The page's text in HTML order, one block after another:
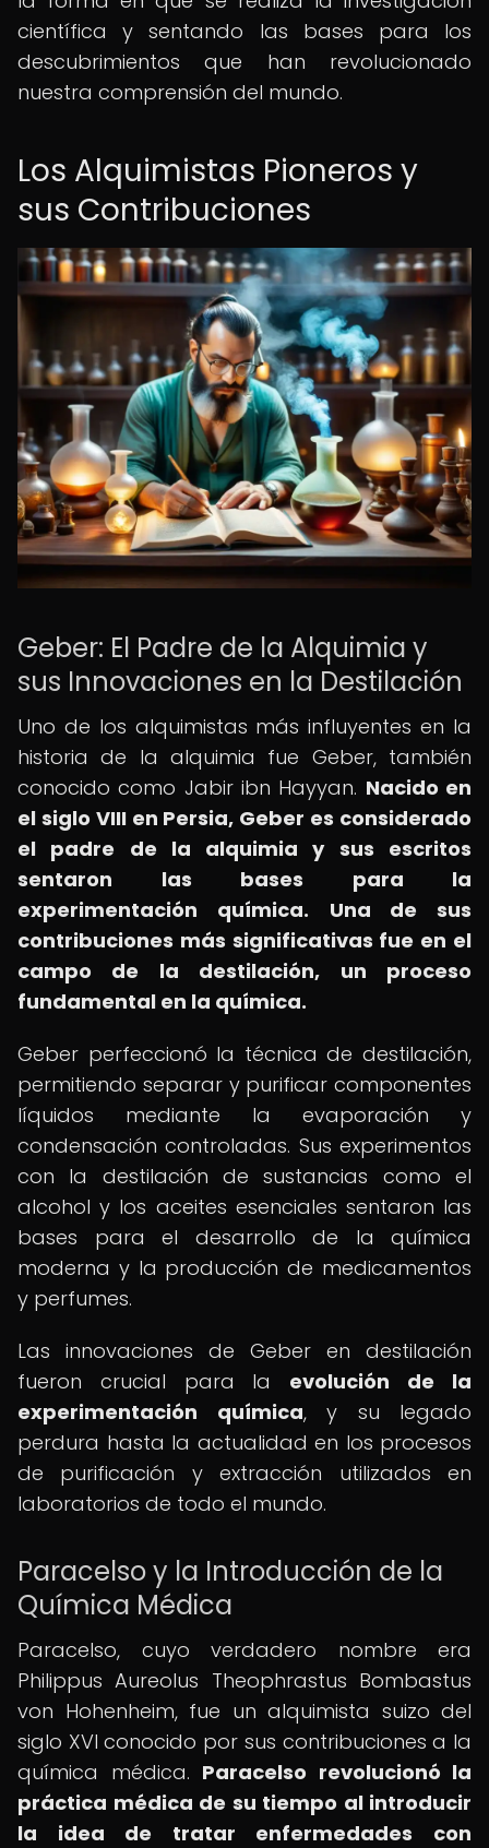
científica y sentando las bases para los
descubrimientos que han revolucionado
nuestra comprensión del mundo.
Los Alquimistas Pioneros y
sus Contribuciones
Geber: El Padre de la Alquimia y
sus Innovaciones en la Destilación
Uno de los alquimistas más influyentes en la
historia de la alquimia fue Geber, también
conocido como Jabir ibn Hayyan. Nacido en
el siglo VIII en Persia, Geber es considerado
el padre de la alquimia y sus escritos
sentaron las bases para la
experimentación química.
Una de sus
contribuciones más significativas fue en el
campo de la destilación, un proceso
fundamental en la química.
Geber perfeccionó la técnica de destilación,
permitiendo separar y purificar componentes
líquidos mediante la evaporación y
condensación controladas. Sus experimentos
con la destilación de sustancias como el
alcohol y los aceites esenciales sentaron las
bases para el desarrollo de la química
moderna y la producción de medicamentos
y perfumes.
Las innovaciones de Geber en destilación
fueron crucial para la evolución de la
experimentación química, y su legado
perdura hasta la actualidad en los procesos
de purificación y extracción utilizados en
laboratorios de todo el mundo.
Paracelso y la Introducción de la
Química Médica
Paracelso, cuyo verdadero nombre era
Philippus Aureolus Theophrastus Bombastus
von Hohenheim, fue un alquimista suizo del
siglo XVI conocido por sus contribuciones a la
química médica. Paracelso revolucionó la
práctica médica de su tiempo al introducir
la idea de tratar enfermedades con